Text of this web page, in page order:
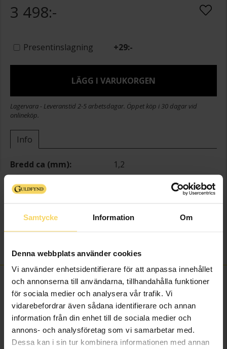
Samtycke Information Om
Denna webbplats använder cookies
Vi använder enhetsidentifierare för att anpassa innehållet
och annonserna till användarna, tillhandahålla funktioner
för sociala medier och analysera vår trafik. Vi
vidarebefordrar även sådana identifierare och annan
information från din enhet till de sociala medier och
annons- och analysföretag som vi samarbetar med.
Dessa kan i sin tur kombinera informationen med annan
3 498:-
Presentinslagning +29:-
LÄGG I VARUKORGEN
Lagervara - Leveranstid 2-5 arbetsdagar. Öppet köp i 30 dagar vid
onlineköp.
Info
Bredd ca (mm)
1,2
Längd ca (cm)
48
Varumärke
Ädelmetall
9K Gold
Kedjemodell
FINNS OCKSÅ SOM